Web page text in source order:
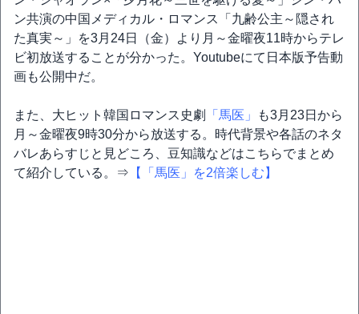
ン共演の中国メディカル・ロマンス「九齢公主～隠され
た真実～」を3月24日（金）より月～金曜夜11時からテレ
ビ初放送することが分かった。Youtubeにて日本版予告動
画も公開中だ。
また、大ヒット韓国ロマンス史劇 「馬医」
も3月23日から
月～金曜夜9時30分から放送する。時代背景や各話のネタ
バレあらすじと見どころ、豆知識などはこちらでまとめ
て紹介している。⇒ 【「馬医」を2倍楽しむ】